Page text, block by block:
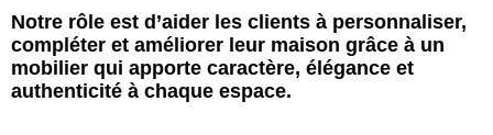
Notre rôle est d’aider les clients à personnaliser,
compléter et améliorer leur maison grâce à un
mobilier qui apporte caractère, élégance et
authenticité à chaque espace.